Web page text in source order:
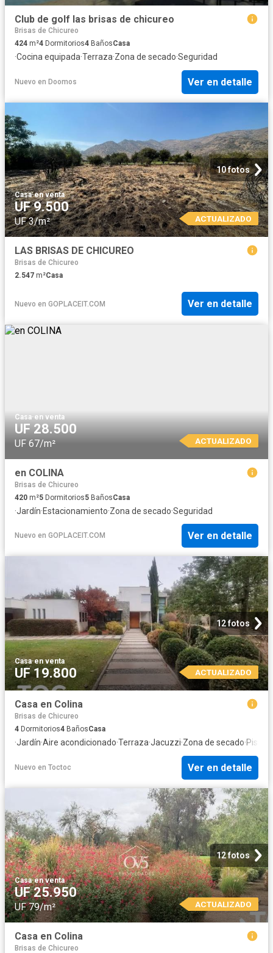
Club de golf las brisas de chicureo
Brisas de Chicureo
424 m²4 Dormitorios4 BañosCasa
·Cocina equipada·Terraza·Zona de secado·Seguridad
Nuevo en Doomos Ver en detalle
10 fotos
Casa·en venta
UF 9.500
UF 3/m² ACTUALIZADO
LAS BRISAS DE CHICUREO
Brisas de Chicureo
2.547 m²Casa
Nuevo en GOPLACEIT.COM Ver en detalle
Casa·en venta
UF 28.500
UF 67/m² ACTUALIZADO
en COLINA
Brisas de Chicureo
420 m²5 Dormitorios5 BañosCasa
·Jardín·Estacionamiento·Zona de secado·Seguridad
Nuevo en GOPLACEIT.COM Ver en detalle
12 fotos
Casa·en venta
UF 19.800 ACTUALIZADO
Casa en Colina
Brisas de Chicureo
4 Dormitorios4 BañosCasa
·Jardín·Aire acondicionado·Terraza·Jacuzzi·Zona de secado·Piscina
Nuevo en Toctoc Ver en detalle
12 fotos
Casa·en venta
UF 25.950
UF 79/m² ACTUALIZADO
Casa en Colina
Brisas de Chicureo